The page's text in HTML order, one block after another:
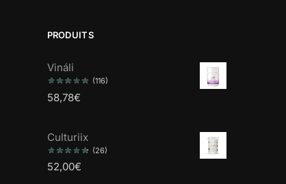
PRODUITS
Vináli
(116)
58,78€
Culturiix
(26)
52,00€